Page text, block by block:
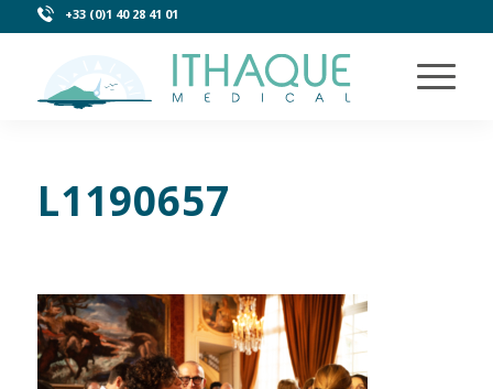
+33 (0)1 40 28 41 01
L1190657